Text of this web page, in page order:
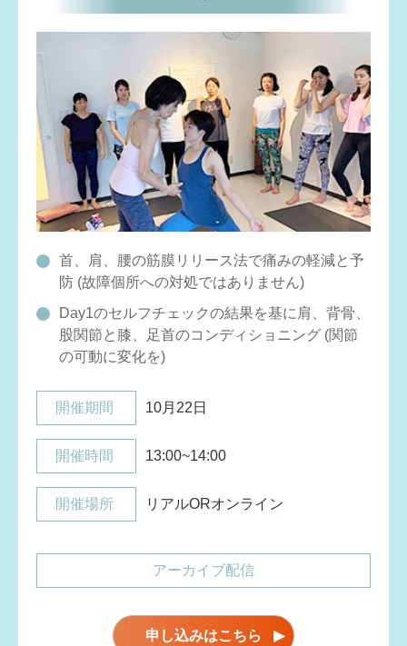
首、肩、腰の筋膜リリース法で痛みの軽減と予
防 (故障個所への対処ではありません)
Day1のセルフチェックの結果を基に肩、背骨、
股関節と膝、足首のコンディショニング (関節
の可動に変化を)
開催期間 10月22日
開催時間 13:00~14:00
開催場所 リアルORオンライン
アーカイブ配信
申し込みはこちら ▶